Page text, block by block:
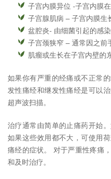
子宫内膜异位 -子宫内膜
子宫腺肌病 – 子宫内膜生
盆腔炎- 由细菌引起的感
子宫颈狭窄 – 通常因之前
肌瘤或生长在子宫内壁的
如果你有严重的经痛或不正常
发性痛经和继发性痛经是可以
超声波扫描。
治疗通常由简单的止痛药开始
如果这些效用都不大，可使用
痛经的症状。 对于严重性疼痛
和及时治疗。